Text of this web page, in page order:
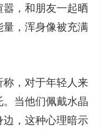
，和朋友一起晒
，浑身像被充满
，对于年轻人来
当他们佩戴水晶
，这种心理暗示